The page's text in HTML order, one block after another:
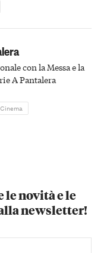
con la Messa e la
A Pantalera
novità e le
newsletter!